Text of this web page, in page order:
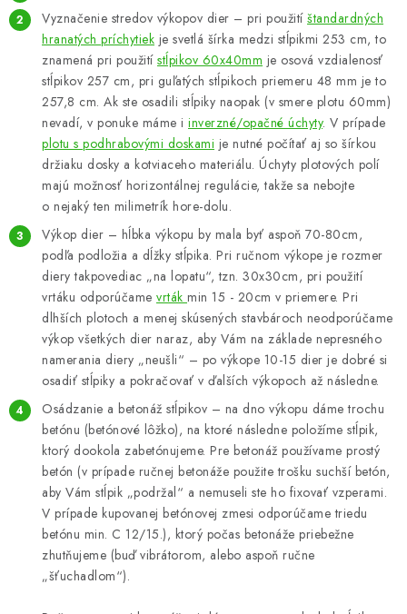
Vyznačenie stredov výkopov dier – pri použití štandardných
hranatých príchytiek je svetlá šírka medzi stĺpikmi 253 cm, to
znamená pri použití stĺpikov 60x40mm je osová vzdialenosť
stĺpikov 257 cm, pri guľatých stĺpikoch priemeru 48 mm je to
257,8 cm. Ak ste osadili stĺpiky naopak (v smere plotu 60mm)
nevadí, v ponuke máme i inverzné/opačné úchyty. V prípade
plotu s podhrabovými doskami je nutné počítať aj so šírkou
držiaku dosky a kotviaceho materiálu. Úchyty plotových polí
majú možnosť horizontálnej regulácie, takže sa nebojte
o nejaký ten milimetrík hore-dolu.
Výkop dier – hĺbka výkopu by mala byť aspoň 70-80cm,
podľa podložia a dĺžky stĺpika. Pri ručnom výkope je rozmer
diery takpovediac „na lopatu“, tzn. 30x30cm, pri použití
vrtáku odporúčame vrták min 15 - 20cm v priemere. Pri
dlhších plotoch a menej skúsených stavbároch neodporúčame
výkop všetkých dier naraz, aby Vám na základe nepresného
namerania diery „neušli“ – po výkope 10-15 dier je dobré si
osadiť stĺpiky a pokračovať v ďalších výkopoch až následne.
Osádzanie a betonáž stĺpikov – na dno výkopu dáme trochu
betónu (betónové lôžko), na ktoré následne položíme stĺpik,
ktorý dookola zabetónujeme. Pre betonáž používame prostý
betón (v prípade ručnej betonáže použite trošku suchší betón,
aby Vám stĺpik „podržal“ a nemuseli ste ho fixovať vzperami.
V prípade kupovanej betónovej zmesi odporúčame triedu
betónu min. C 12/15.), ktorý počas betonáže priebežne
zhutňujeme (buď vibrátorom, alebo aspoň ručne
„šťuchadlom“).